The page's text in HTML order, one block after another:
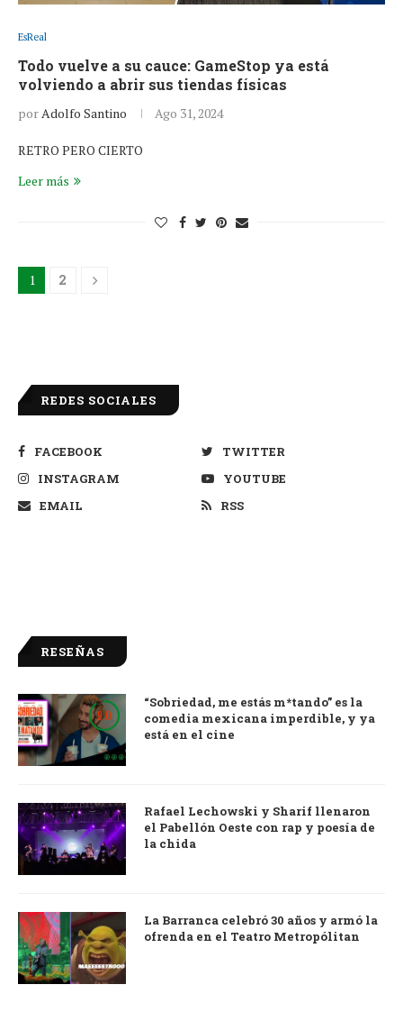
EsReal
Todo vuelve a su cauce: GameStop ya está
volviendo a abrir sus tiendas físicas
porAdolfo Santino Ago 31, 2024
RETRO PERO CIERTO
Leer más
1 2
REDES SOCIALES
FACEBOOK
TWITTER
INSTAGRAM
YOUTUBE
EMAIL
RSS
RESEÑAS
9.0
“Sobriedad, me estás m*tando” es la
comedia mexicana imperdible, y ya
está en el cine
Rafael Lechowski y Sharif llenaron
el Pabellón Oeste con rap y poesía de
la chida
La Barranca celebró 30 años y armó la
ofrenda en el Teatro Metropólitan